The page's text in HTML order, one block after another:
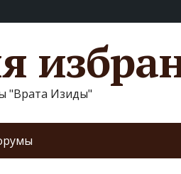
"Врата Изиды"